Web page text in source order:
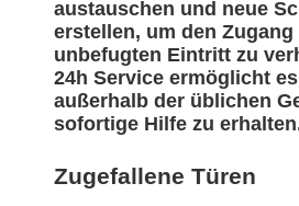
austauschen und neue
erstellen, um den
unbefugten Eintritt zu
24h Service ermöglicht
außerhalb der üblichen
sofortige Hilfe zu
Zugefallene Türen